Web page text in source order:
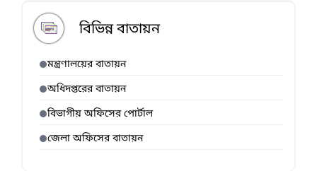
বিভিন্ন বাতায়ন
মন্ত্রণালয়ের বাতায়ন
অধিদপ্তরের বাতায়ন
বিভাগীয় অফিসের পোর্টাল
জেলা অফিসের বাতায়ন